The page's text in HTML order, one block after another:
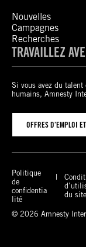
Nouvelles
Campagnes
Recherches
TRAVAILLEZ
Si vous avez du talent
humains, Amnesty
OFFRES D’EMPLOI
Politique
de
confidentia
lité
du
© 2026 Amnesty